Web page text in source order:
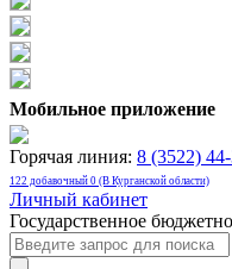
Мобильное приложение
Горячая линия: 8 (3522)
122 добавочный 0 (В Курганской области)
Личный кабинет
Государственное